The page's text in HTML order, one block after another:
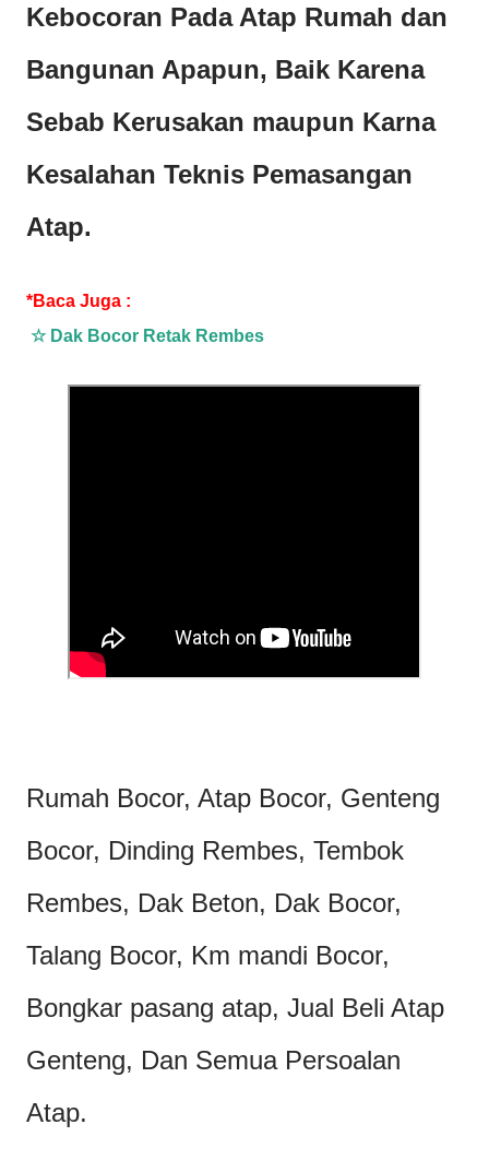
Kebocoran Pada Atap Rumah dan
Bangunan Apapun, Baik Karena
Sebab Kerusakan maupun Karna
Kesalahan Teknis Pemasangan
Atap.
*Baca Juga :
☆ Dak Bocor Retak Rembes
Rumah Bocor, Atap Bocor, Genteng
Bocor, Dinding Rembes, Tembok
Rembes, Dak Beton, Dak Bocor,
Talang Bocor, Km mandi Bocor,
Bongkar pasang atap, Jual Beli Atap
Genteng, Dan Semua Persoalan
Atap.